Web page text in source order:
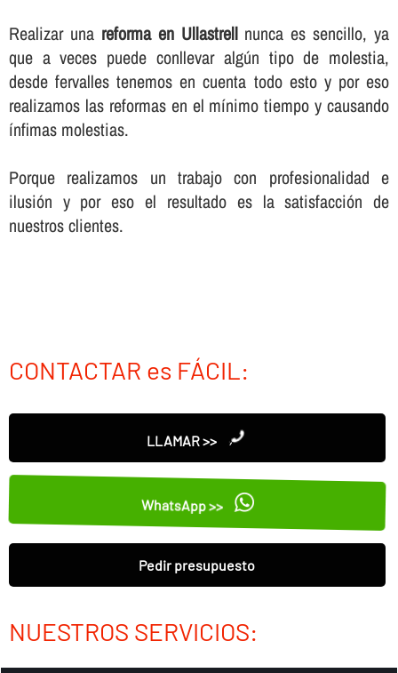
Realizar una reforma en Ullastrellnunca es sencillo, ya
que a veces puede conllevar algún tipo de molestia,
desde fervalles tenemos en cuenta todo esto y por eso
realizamos las reformas en el mí­nimo tiempo y causando
í­nfimas molestias.
Porque realizamos un trabajo con profesionalidad e
ilusión y por eso el resultado es la satisfacción de
nuestros clientes.
CONTACTAR es FÁCIL:
LLAMAR >>
WhatsApp >>
Pedir presupuesto
NUESTROS SERVICIOS: